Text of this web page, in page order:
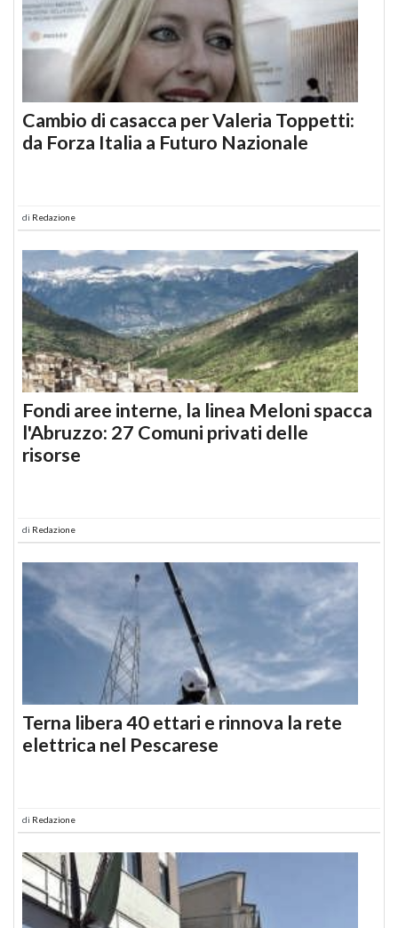
Cambio di casacca per Valeria Toppetti:
da Forza Italia a Futuro Nazionale
di Redazione
Fondi aree interne, la linea Meloni spacca
l'Abruzzo: 27 Comuni privati delle
risorse
di Redazione
Terna libera 40 ettari e rinnova la rete
elettrica nel Pescarese
di Redazione